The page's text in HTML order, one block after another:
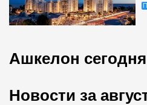
Ашкелон сегодня
Новости за